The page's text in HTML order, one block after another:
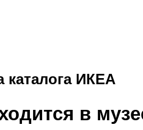
каталога ИКЕА
в